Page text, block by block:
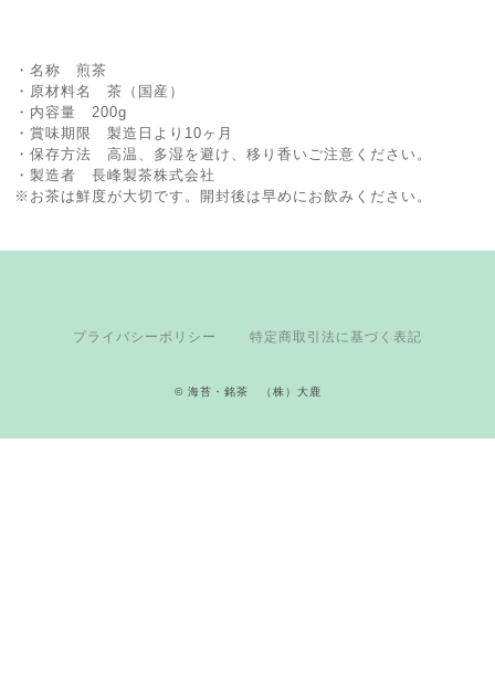
・名称 煎茶
・原材料名 茶（国産）
・内容量 200g
・賞味期限 製造日より10ヶ月
・保存方法 高温、多湿を避け、移り香いご注意ください。
・製造者 長峰製茶株式会社
※お茶は鮮度が大切です。開封後は早めにお飲みください。
プライバシーポリシー 特定商取引法に基づく表記
© 海苔・銘茶 （株）大鹿